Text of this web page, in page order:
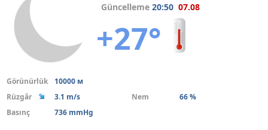
Güncelleme20:50 07.08
+27°
Görünürlük
10000 м
Rüzgâr
3.1 m/s Nem
66 %
Basınç
736 mmHg